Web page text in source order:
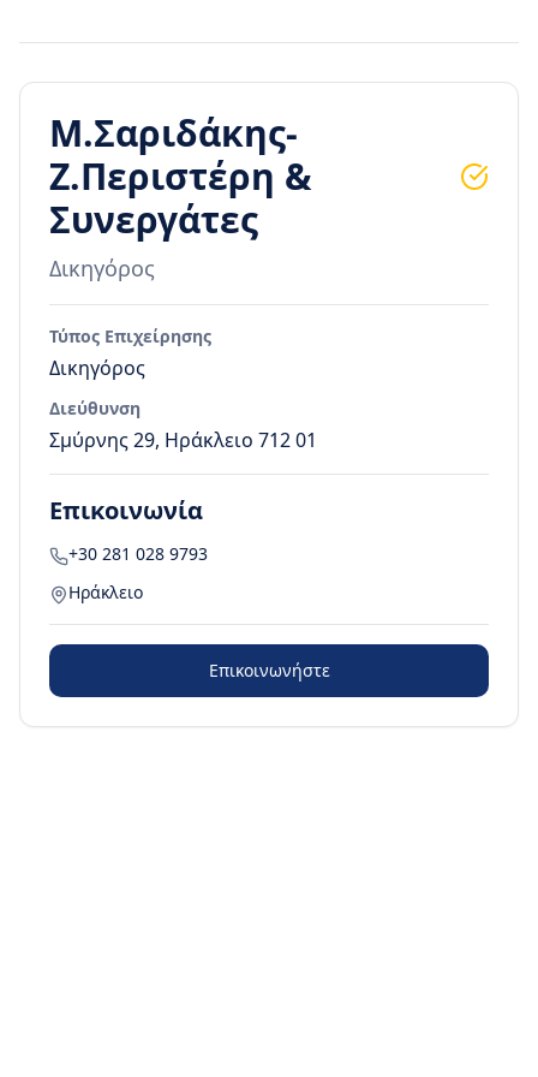
Μ.Σαριδάκης-
Ζ.Περιστέρη &
Συνεργάτες
Δικηγόρος
Τύπος Επιχείρησης
Δικηγόρος
Διεύθυνση
Σμύρνης 29, Ηράκλειο 712 01
Επικοινωνία
+30 281 028 9793
Ηράκλειο
Επικοινωνήστε